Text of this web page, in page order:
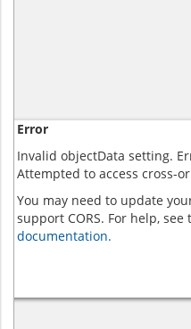
Error
Invalid objectData setting.
Attempted to access cross-
You may need to update
support CORS. For help, see
documentation.